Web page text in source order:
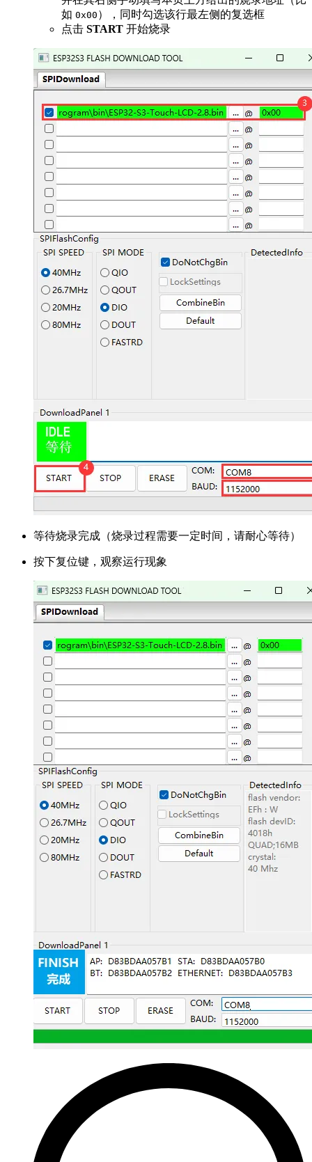
如 0x00 ），同时勾选该行最左侧的复选框
点击 START 开始烧录
等待烧录完成（烧录过程需要一定时间，请耐心等待）
按下复位键，观察运行现象